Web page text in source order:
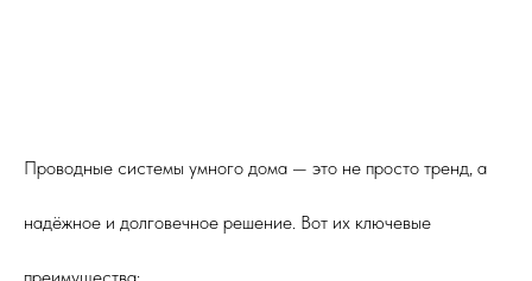
Проводные системы умного дома — это не просто тренд, а
надёжное и долговечное решение. Вот их ключевые